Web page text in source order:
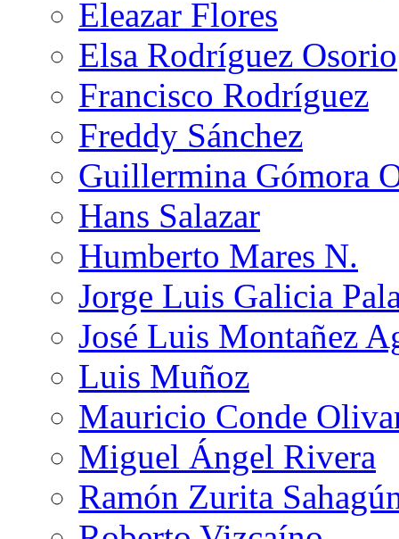
Eleazar Flores
Elsa Rodríguez Osorio
Francisco Rodríguez
Freddy Sánchez
Guillermina Gómora
Hans Salazar
Humberto Mares N.
Jorge Luis Galicia
José Luis Montañez
Luis Muñoz
Mauricio Conde
Miguel Ángel Rivera
Ramón Zurita